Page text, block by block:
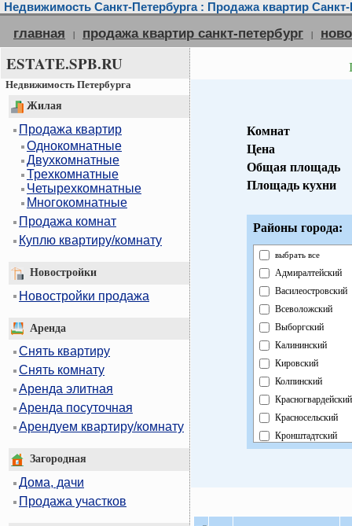
Недвижимость Санкт-Петербурга : Продажа квартир Санкт-
главная | продажа квартир санкт-петербург |
ESTATE.SPB.RU
Недвижимость Петербурга
Жилая
Продажа квартир
Однокомнатные
Двухкомнатные
Трехкомнатные
Четырехкомнатные
Многокомнатные
Продажа комнат
Куплю квартиру/комнату
Новостройки
Новостройки продажа
Аренда
Снять квартиру
Снять комнату
Аренда элитная
Аренда посуточная
Арендуем квартиру/комнату
Загородная
Дома, дачи
Продажа участков
Комнат
Цена
Общая площадь
Площадь кухни
Районы города:
выбрать все
Адмиралтейский
Василеостровский
Всеволожский
Выборгский
Калининский
Кировский
Колпинский
Красногвардейский
Красносельский
Кронштадтский